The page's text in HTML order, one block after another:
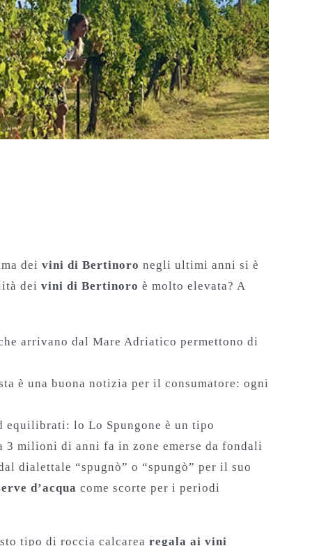
dei vini di Bertinoro negli ultimi anni si è
dei vini di Bertinoro è molto elevata? A
arrivano dal Mare Adriatico permettono di
è una buona notizia per il consumatore: ogni
equilibrati: lo Lo Spungone è un tipo
milioni di anni fa in zone emerse da fondali
dialettale “spugnò” o “spungò” per il suo
d’acqua come scorte per i periodi
tipo di roccia calcarea regala ai vini